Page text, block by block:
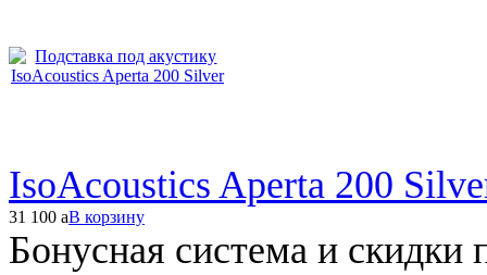
IsoAcoustics Aperta 200
31 100 aВ корзину
Бонусная система и скидки